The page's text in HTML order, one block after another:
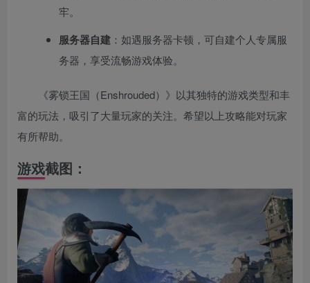
牢。
服务器自建 ‌：如遇服务器卡顿，可自建个人专属服
务器，享受流畅游戏体验。
《雾锁王国（Enshrouded）》以其独特的游戏类型和丰
富的玩法，吸引了大量玩家的关注。希望以上攻略能对玩家
有所帮助。‌
游戏截图：